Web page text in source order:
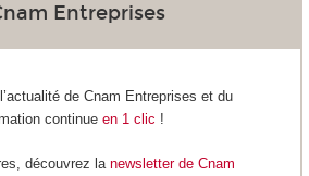
Entreprises
de Cnam Entreprises et du
continue en 1 clic !
découvrez la newsletter de Cnam